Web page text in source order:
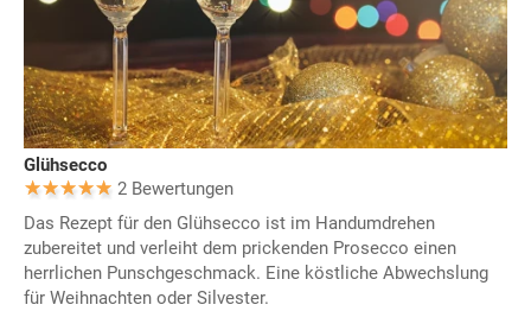
Glühsecco
2 Bewertungen
Das Rezept für den Glühsecco ist im Handumdrehen
zubereitet und verleiht dem prickenden Prosecco einen
herrlichen Punschgeschmack. Eine köstliche Abwechslung
für Weihnachten oder Silvester.